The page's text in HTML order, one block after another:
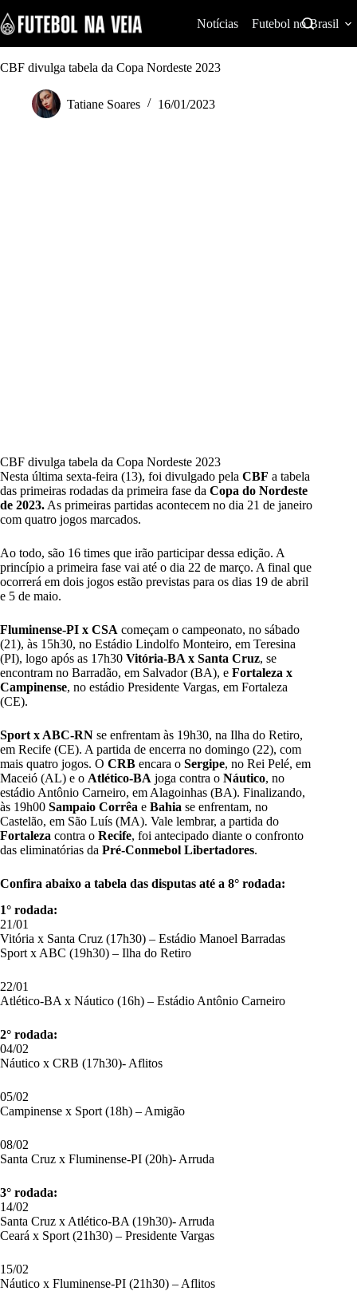
k
i
p
t
Notícias Futebol no Brasil
CBF divulga tabela da Copa Nordeste 2023
Tatiane Soares 16/01/2023
CBF divulga tabela da Copa Nordeste 2023
Nesta última sexta-feira (13), foi divulgado pela CBF a tabela
das primeiras rodadas da primeira fase da Copa do Nordeste
de 2023. As primeiras partidas acontecem no dia 21 de janeiro
com quatro jogos marcados.
Ao todo, são 16 times que irão participar dessa edição. A
princípio a primeira fase vai até o dia 22 de março. A final que
ocorrerá em dois jogos estão previstas para os dias 19 de abril
e 5 de maio.
Fluminense-PI x CSA começam o campeonato, no sábado
(21), às 15h30, no Estádio Lindolfo Monteiro, em Teresina
(PI), logo após as 17h30 Vitória-BA x Santa Cruz, se
encontram no Barradão, em Salvador (BA), e Fortaleza x
Campinense, no estádio Presidente Vargas, em Fortaleza
(CE).
Sport x ABC-RN se enfrentam às 19h30, na Ilha do Retiro,
em Recife (CE). A partida de encerra no domingo (22), com
mais quatro jogos. O CRB encara o Sergipe, no Rei Pelé, em
Maceió (AL) e o Atlético-BA joga contra o Náutico, no
estádio Antônio Carneiro, em Alagoinhas (BA). Finalizando,
às 19h00 Sampaio Corrêa e Bahia se enfrentam, no
Castelão, em São Luís (MA). Vale lembrar, a partida do
Fortaleza contra o Recife, foi antecipado diante o confronto
das eliminatórias da Pré-Conmebol Libertadores.
Confira abaixo a tabela das disputas até a 8° rodada:
1° rodada:
21/01
Vitória x Santa Cruz (17h30) – Estádio Manoel Barradas
Sport x ABC (19h30) – Ilha do Retiro
22/01
Atlético-BA x Náutico (16h) – Estádio Antônio Carneiro
2° rodada:
04/02
Náutico x CRB (17h30)- Aflitos
05/02
Campinense x Sport (18h) – Amigão
08/02
Santa Cruz x Fluminense-PI (20h)- Arruda
3° rodada:
14/02
Santa Cruz x Atlético-BA (19h30)- Arruda
Ceará x Sport (21h30) – Presidente Vargas
15/02
Náutico x Fluminense-PI (21h30) – Aflitos